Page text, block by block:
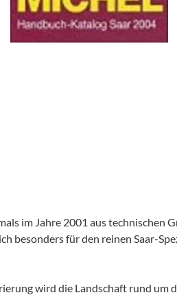
im Jahre 2001 aus technischen
besonders für den reinen Saar-
wird die Landschaft rund um